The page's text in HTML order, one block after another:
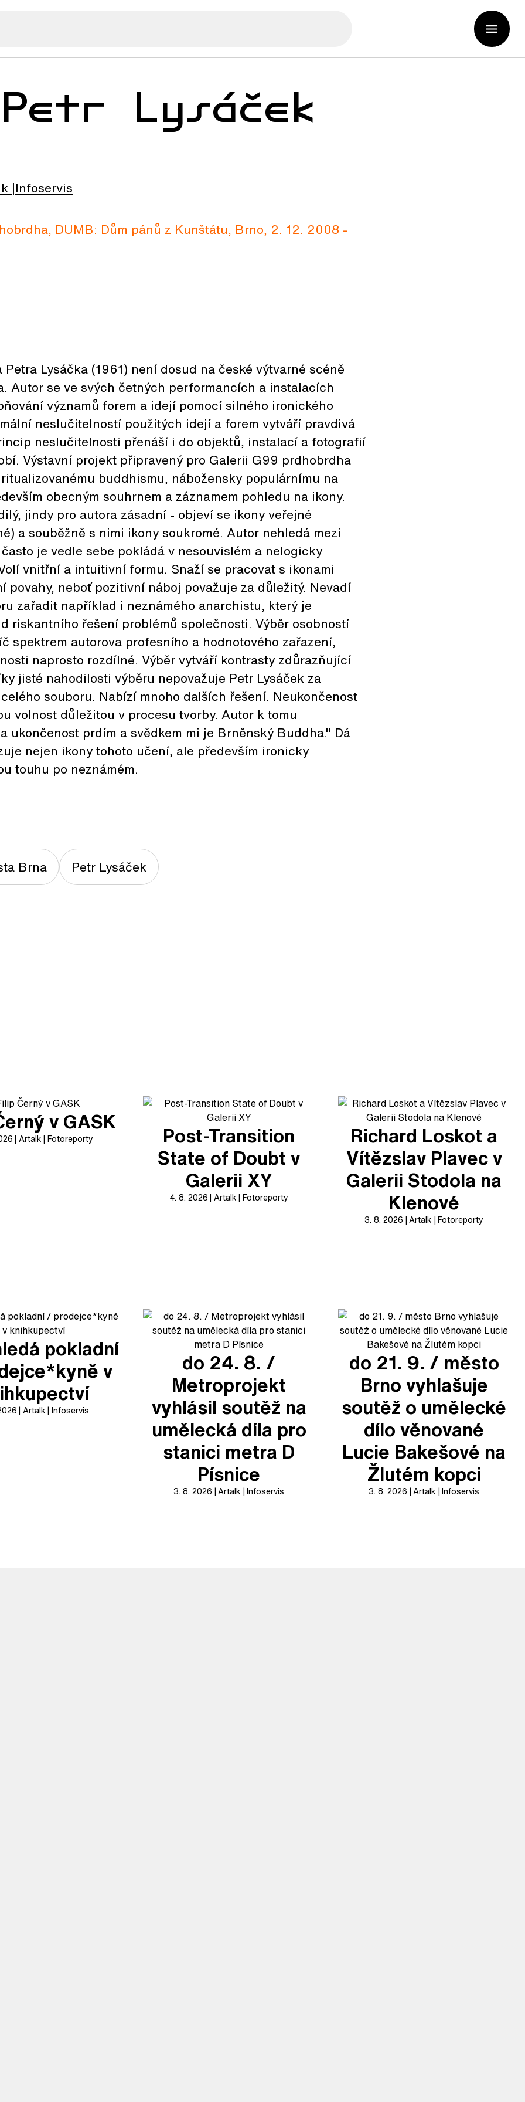
Lysáček
Infoservis
DUMB: Dům pánů z Kunštátu, Brno, 2. 12. 2008 -
Petra Lysáčka (1961) není dosud na české výtvarné scéně
Autor se ve svých četných performancích a instalacích
významů forem a idejí pomocí silného ironického
neslučitelností použitých idejí a forem vytváří pravdivá
neslučitelnosti přenáší i do objektů, instalací a fotografií
Výstavní projekt připravený pro Galerii G99 prdhobrdha
buddhismu, nábožensky populárnímu na
obecným souhrnem a záznamem pohledu na ikony.
jindy pro autora zásadní - objeví se ikony veřejné
a souběžně s nimi ikony soukromé. Autor nehledá mezi
je vedle sebe pokládá v nesouvislém a nelogicky
vnitřní a intuitivní formu. Snaží se pracovat s ikonami
povahy, neboť pozitivní náboj považuje za důležitý. Nevadí
zařadit například i neznámého anarchistu, který je
riskantního řešení problémů společnosti. Výběr osobností
spektrem autorova profesního a hodnotového zařazení,
naprosto rozdílné. Výběr vytváří kontrasty zdůrazňující
jisté nahodilosti výběru nepovažuje Petr Lysáček za
souboru. Nabízí mnoho dalších řešení. Neukončenost
volnost důležitou v procesu tvorby. Autor k tomu
ukončenost prdím a svědkem mi je Brněnský Buddha." Dá
nejen ikony tohoto učení, ale především ironicky
touhu po neznámém.
Brna Petr Lysáček
v GASK
Artalk Fotoreporty
Post-Transition
State of Doubt v
Galerii XY
4. 8. 2026 Artalk Fotoreporty
Richard Loskot a
Vítězslav Plavec v
Galerii Stodola na
Klenové
3. 8. 2026 Artalk Fotoreporty
pokladní
v
Artalk Infoservis
do 24. 8. /
Metroprojekt
vyhlásil soutěž na
umělecká díla pro
stanici metra D
Písnice
3. 8. 2026 Artalk Infoservis
do 21. 9. / město
Brno vyhlašuje
soutěž o umělecké
dílo věnované
Lucie Bakešové na
Žlutém kopci
3. 8. 2026 Artalk Infoservis